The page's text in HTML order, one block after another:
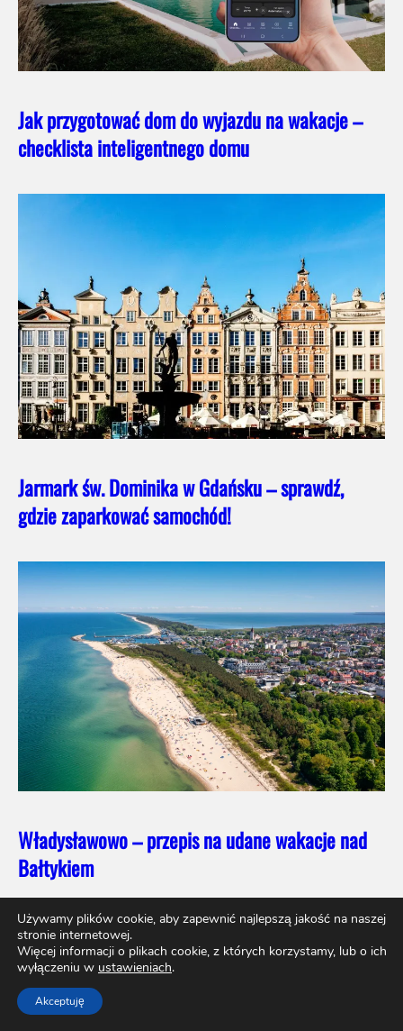
Jak przygotować dom do wyjazdu na wakacje –
checklista inteligentnego domu
Jarmark św. Dominika w Gdańsku – sprawdź,
gdzie zaparkować samochód!
Władysławowo – przepis na udane wakacje nad
Bałtykiem
Używamy plików cookie, aby zapewnić najlepszą jakość na naszej
stronie internetowej.
Więcej informacji o plikach cookie, z których korzystamy, lub o ich
wyłączeniu w ustawieniach.
Akceptuję